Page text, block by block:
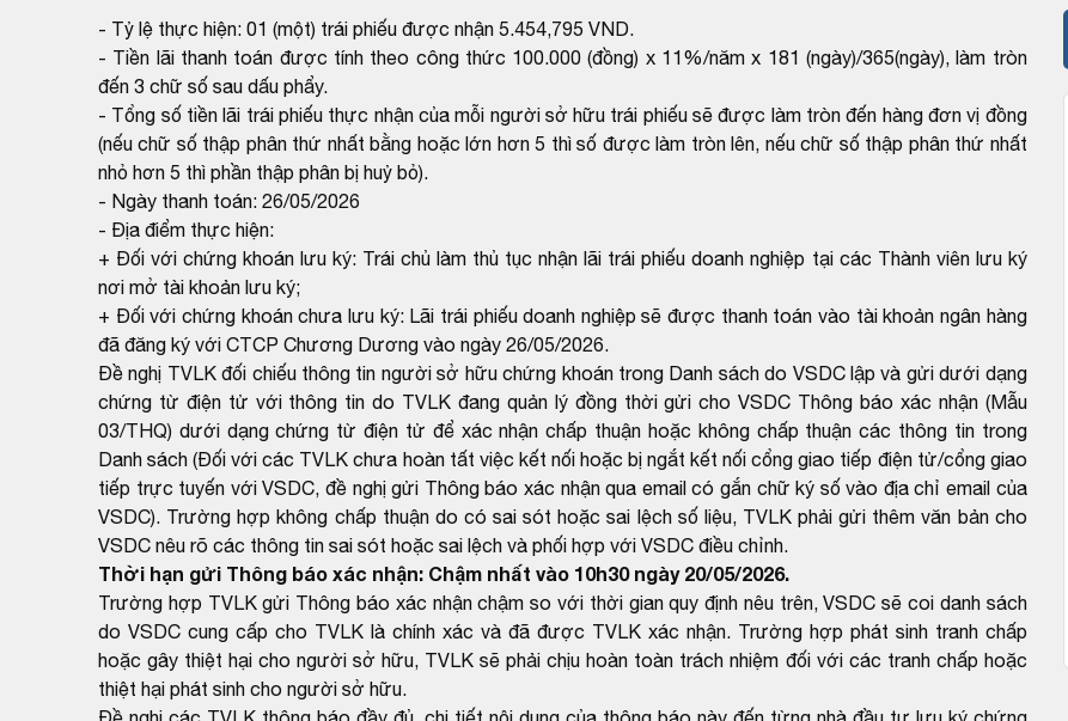
- Tỷ lệ thực hiện: 01 (một) trái phiếu được nhận 5.454,795 VND.
- Tiền lãi thanh toán được tính theo công thức 100.000 (đồng) x 11%/năm x 181 (ngày)/365(ngày), làm tròn
đến 3 chữ số sau dấu phẩy.
- Tổng số tiền lãi trái phiếu thực nhận của mỗi người sở hữu trái phiếu sẽ được làm tròn đến hàng đơn vị đồng
(nếu chữ số thập phân thứ nhất bằng hoặc lớn hơn 5 thì số được làm tròn lên, nếu chữ số thập phân thứ nhất
nhỏ hơn 5 thì phần thập phân bị huỷ bỏ).
- Ngày thanh toán: 26/05/2026
- Địa điểm thực hiện:
+ Đối với chứng khoán lưu ký: Trái chủ làm thủ tục nhận lãi trái phiếu doanh nghiệp tại các Thành viên lưu ký
nơi mở tài khoản lưu ký;
+ Đối với chứng khoán chưa lưu ký: Lãi trái phiếu doanh nghiệp sẽ được thanh toán vào tài khoản ngân hàng
đã đăng ký với CTCP Chương Dương vào ngày 26/05/2026.
Đề nghị TVLK đối chiếu thông tin người sở hữu chứng khoán trong Danh sách do VSDC lập và gửi dưới dạng
chứng từ điện tử với thông tin do TVLK đang quản lý đồng thời gửi cho VSDC Thông báo xác nhận (Mẫu
03/THQ) dưới dạng chứng từ điện tử để xác nhận chấp thuận hoặc không chấp thuận các thông tin trong
Danh sách (Đối với các TVLK chưa hoàn tất việc kết nối hoặc bị ngắt kết nối cổng giao tiếp điện tử/cổng giao
tiếp trực tuyến với VSDC, đề nghị gửi Thông báo xác nhận qua email có gắn chữ ký số vào địa chỉ email của
VSDC). Trường hợp không chấp thuận do có sai sót hoặc sai lệch số liệu, TVLK phải gửi thêm văn bản cho
VSDC nêu rõ các thông tin sai sót hoặc sai lệch và phối hợp với VSDC điều chỉnh.
Thời hạn gửi Thông báo xác nhận: Chậm nhất vào 10h30 ngày 20/05/2026.
Trường hợp TVLK gửi Thông báo xác nhận chậm so với thời gian quy định nêu trên, VSDC sẽ coi danh sách
do VSDC cung cấp cho TVLK là chính xác và đã được TVLK xác nhận. Trường hợp phát sinh tranh chấp
hoặc gây thiệt hại cho người sở hữu, TVLK sẽ phải chịu hoàn toàn trách nhiệm đối với các tranh chấp hoặc
thiệt hại phát sinh cho người sở hữu.